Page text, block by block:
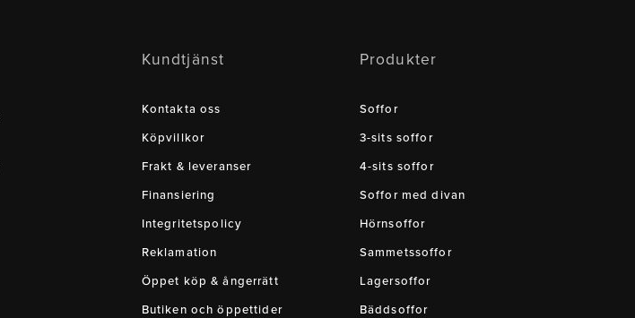
Kundtjänst
Kontakta oss
Köpvillkor
Frakt & leveranser
Finansiering
Integritetspolicy
Reklamation
Öppet köp & ångerrätt
Butiken och öppettider
Produkter
Soffor
3-sits soffor
4-sits soffor
Soffor med divan
Hörnsoffor
Sammetssoffor
Lagersoffor
Bäddsoffor